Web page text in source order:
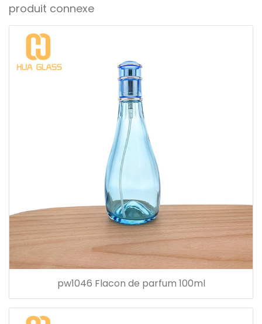
produit connexe
pw1046 Flacon de parfum 100ml